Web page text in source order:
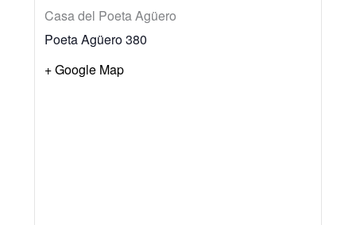
Casa del Poeta Agüero
Poeta Agüero 380
+ Google Map